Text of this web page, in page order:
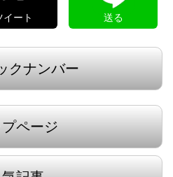
イート 送る
クナンバー
プページ